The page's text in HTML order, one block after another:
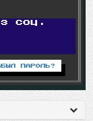
соц.
ПАРОЛЬ?